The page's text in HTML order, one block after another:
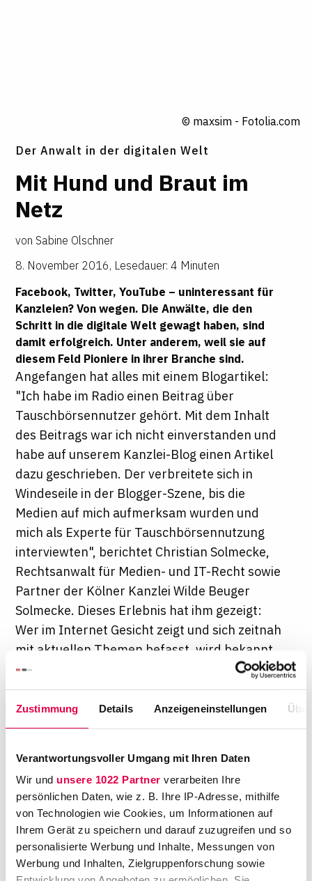
Zustimmung Details Anzeigeneinstellungen
Verantwortungsvoller Umgang mit Ihren Daten
Wir und unsere 1022 Partner verarbeiten Ihre
persönlichen Daten, wie z. B. Ihre IP-Adresse, mithilfe
von Technologien wie Cookies, um Informationen auf
Ihrem Gerät zu speichern und darauf zuzugreifen und so
personalisierte Werbung und Inhalte, Messungen von
Werbung und Inhalten, Zielgruppenforschung sowie
© maxsim - Fotolia.com
Der Anwalt in der digitalen Welt
Mit Hund und Braut im
Netz
von Sabine Olschner
8. November 2016, Lesedauer: 4 Minuten
Facebook, Twitter, YouTube – uninteressant für
Kanzleien? Von wegen. Die Anwälte, die den
Schritt in die digitale Welt gewagt haben, sind
damit erfolgreich. Unter anderem, weil sie auf
diesem Feld Pioniere in ihrer Branche sind.
Angefangen hat alles mit einem Blogartikel:
"Ich habe im Radio einen Beitrag über
Tauschbörsennutzer gehört. Mit dem Inhalt
des Beitrags war ich nicht einverstanden und
habe auf unserem Kanzlei-Blog einen Artikel
dazu geschrieben. Der verbreitete sich in
Windeseile in der Blogger-Szene, bis die
Medien auf mich aufmerksam wurden und
mich als Experte für Tauschbörsennutzung
interviewten", berichtet Christian Solmecke,
Rechtsanwalt für Medien- und IT-Recht sowie
Partner der Kölner Kanzlei Wilde Beuger
Solmecke. Dieses Erlebnis hat ihm gezeigt:
Wer im Internet Gesicht zeigt und sich zeitnah
mit aktuellen Themen befasst, wird bekannt.
Mittlerweile hat seine Kanzlei rund 5000
Follower auf Twitter, mehr als 20.000 Fans bei
Facebook, über 75.000 Abonnenten bei
YouTube und hat eigens für die Pflege des
Journalistin mit juristischem Hintergrund
eingestellt. "Regelmäßige Blogbeiträge, zwei
bis drei Facebook-Postings pro Tag, täglich ein
neues YouTube-Video in Zusammenarbeit mit
Studenten von einer Filmhochschule, dazu die
Messungen, wie erfolgreich all diese